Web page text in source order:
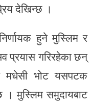
देखिन्छ ।
हुने मुस्लिम र
प्रयास गरिरहेका छन्
मधेसी भोट यसपटक
मुस्लिम समुदायबाट